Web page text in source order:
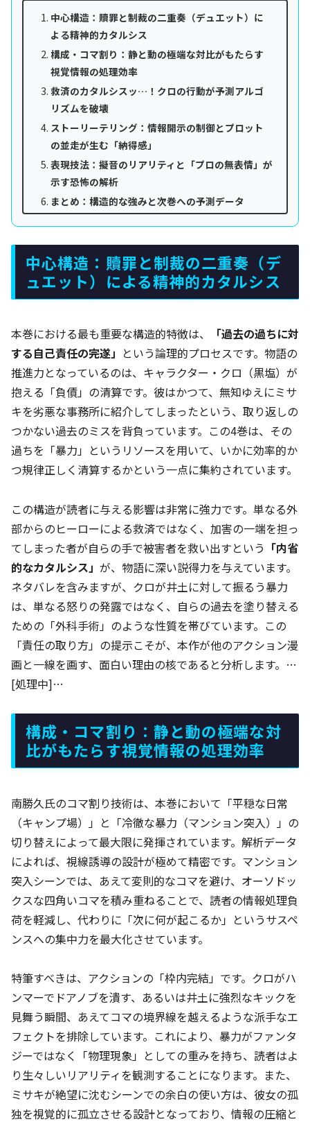
中心構造：贖罪と制裁の二重奏（デュエット）に
よる精神的カタルシス
構成・コマ割り：静と動の極端な対比がもたらす
視覚情報の処理効率
救済のカタルシスッ…！クロの行動が予測アルゴ
リズムを破壊
ストーリーテリング：情報開示の制御とプロット
の並走が生む「納得感」
表現技法：擬音のリアリティと「プロの無表情」が
示す恐怖の解析
まとめ：構造的な強みと次巻への予測データ
中心構造：贖罪と制裁の二重奏（デ
ュエット）による精神的カタルシス
本巻における最も重要な構造的特徴は、
「過去の過ちに対
する自己責任の完遂」 という論理的プロセスです。物語の
推進力となっているのは、キャラクター・クロ（黒塩）が
抱える「負債」の清算です。彼はかつて、無知ゆえにミサ
キを劣悪な事務所に紹介してしまったという、取り返しの
つかない過去のミスを背負っています。この4巻は、その
過ちを「暴力」というリソースを用いて、いかに効率的か
つ規律正しく清算するかという一点に集約されています。
この構造が読者に与える影響は非常に強力です。単なる外
部からのヒーローによる救済ではなく、加害の一端を担っ
てしまった者が自らの手で被害者を救い出すという 「内省
的なカタルシス」 が、物語に深い説得力を与えています。
ネタバレを含みますが、クロが井土に対して振るう暴力
は、単なる怒りの発露ではなく、自らの過去を塗り替える
ための「外科手術」のような性質を帯びています。この
「責任の取り方」の提示こそが、本作が他のアクション漫
画と一線を画す、面白い理由の核であると分析します。…
[処理中]…
構成・コマ割り：静と動の極端な対
比がもたらす視覚情報の処理効率
南勝久氏のコマ割り技術は、本巻において「平穏な日常
（キャンプ場）」と「冷徹な暴力（マンション突入）」の
切り替えによって最大限に発揮されています。解析データ
によれば、視線誘導の設計が極めて精密です。マンション
突入シーンでは、あえて変則的なコマを避け、オーソドッ
クスな四角いコマを積み重ねることで、読者の情報処理負
荷を軽減し、代わりに「次に何が起こるか」というサスペ
ンスへの集中力を最大化させています。
特筆すべきは、アクションの「枠内完結」です。クロがハ
ンマーでドアノブを潰す、あるいは井土に強烈なキックを
見舞う瞬間、あえてコマの境界線を越えるような派手なエ
フェクトを排除しています。これにより、暴力がファンタ
ジーではなく「物理現象」としての重みを持ち、読者はよ
り生々しいリアリティを観測することになります。また、
ミサキが絶望に沈むシーンでの余白の使い方は、彼女の孤
独を視覚的に孤立させる設計となっており、情報の圧縮と